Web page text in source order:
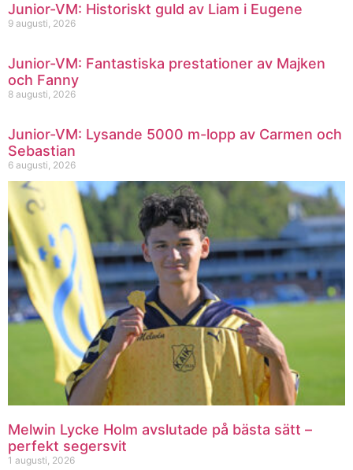
Junior-VM: Historiskt guld av Liam i Eugene
9 augusti, 2026
Junior-VM: Fantastiska prestationer av Majken
och Fanny
8 augusti, 2026
Junior-VM: Lysande 5000 m-lopp av Carmen och
Sebastian
6 augusti, 2026
Melwin Lycke Holm avslutade på bästa sätt –
perfekt segersvit
1 augusti, 2026